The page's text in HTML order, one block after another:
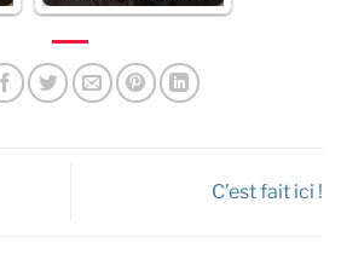
C’est fait ici !